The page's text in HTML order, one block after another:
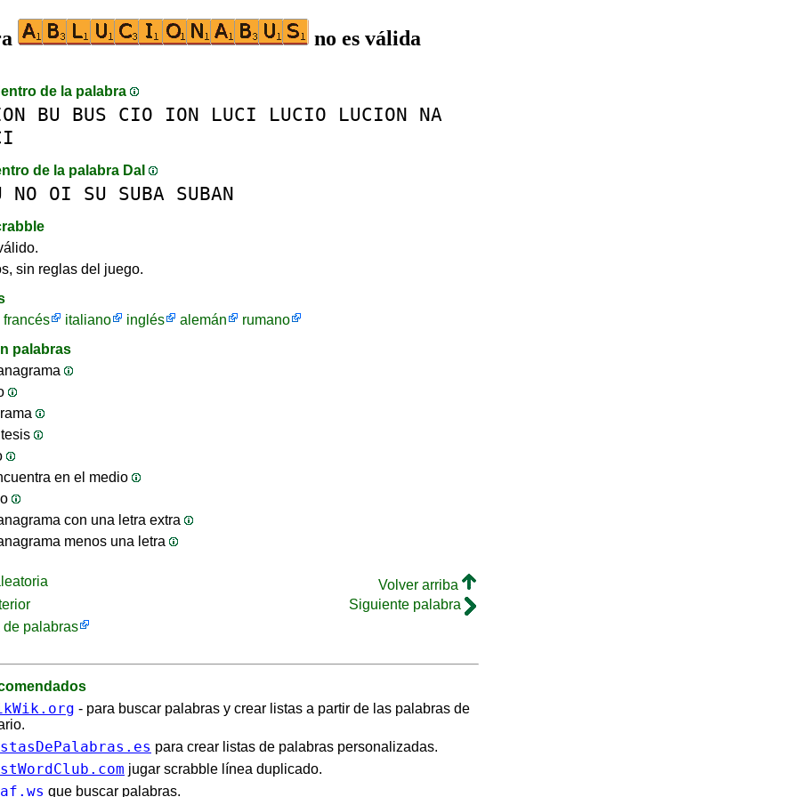
no es válida
de la palabra
BU BUS CIO ION LUCI LUCIO LUCION NA
de la palabra DaI
NO OI SU SUBA SUBAN
sin reglas del juego.
francés italiano inglés alemán
rumano
palabras
en el medio
con una letra extra
menos una letra
Volver arriba
Siguiente palabra
de palabras
- para buscar palabras y crear listas a partir de las palabras de
para crear listas de palabras personalizadas.
jugar scrabble línea duplicado.
que buscar palabras.